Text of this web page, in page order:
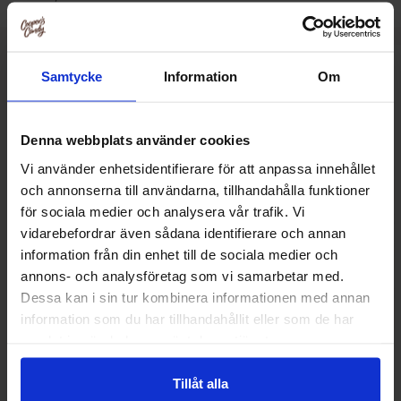
Samtycke Information Om
Denna webbplats använder cookies
Vi använder enhetsidentifierare för att anpassa innehållet
och annonserna till användarna, tillhandahålla funktioner
för sociala medier och analysera vår trafik. Vi
vidarebefordrar även sådana identifierare och annan
information från din enhet till de sociala medier och
annons- och analysföretag som vi samarbetar med.
Dessa kan i sin tur kombinera informationen med annan
information som du har tillhandahållit eller som de har
Tillåt alla
Muut pitivät
Kinder Bueno Valkoinen 39g